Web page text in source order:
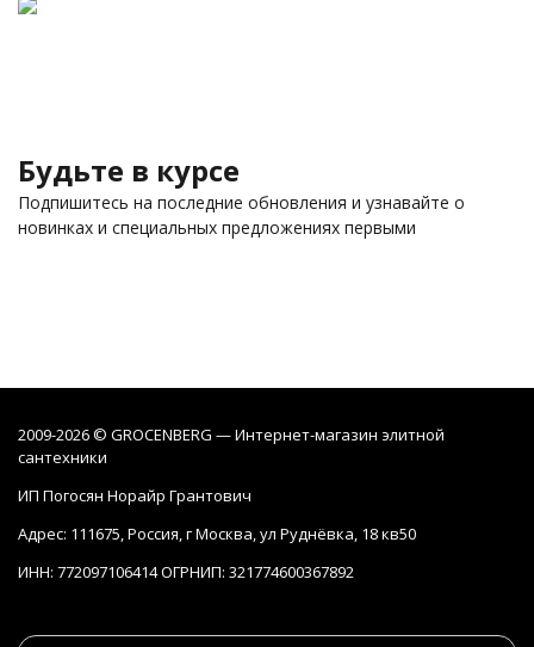
Будьте в курсе
Подпишитесь на последние обновления и узнавайте о
новинках и специальных предложениях первыми
2009-2026 © GROCENBERG — Интернет-магазин элитной
сантехники
ИП Погосян Норайр Грантович
Адрес: 111675, Россия, г Москва, ул Руднёвка, 18 кв50
ИНН: 772097106414 ОГРНИП: 321774600367892